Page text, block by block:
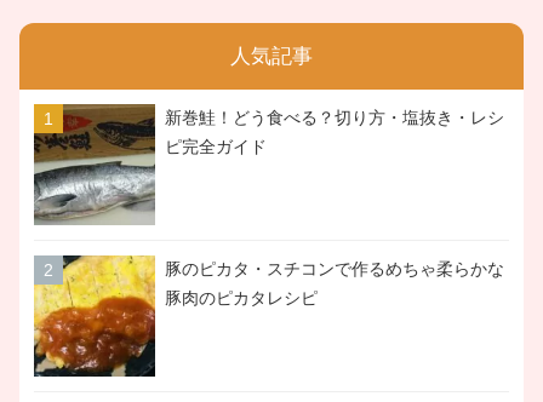
人気記事
新巻鮭！どう食べる？切り方・塩抜き・レシ
ピ完全ガイド
豚のピカタ・スチコンで作るめちゃ柔らかな
豚肉のピカタレシピ